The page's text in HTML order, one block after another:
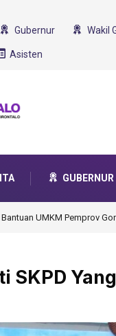
Gubernur Wakil
Asisten
GUBERNUR
Ikut Dukung Program SMA
SKPD